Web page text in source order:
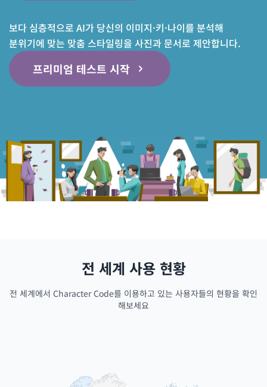
보다 심층적으로 AI가 당신의 이미지·키·나이를 분석해
분위기에 맞는 맞춤 스타일링을 사진과 문서로 제안합니다.
프리미엄 테스트 시작
전 세계 사용 현황
전 세계에서 Character Code를 이용하고 있는 사용자들의 현황을 확인
해보세요